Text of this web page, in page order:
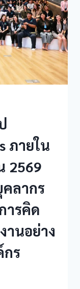
ภายใน
2569
ลากร
ารคิด
านอย่าง
ร